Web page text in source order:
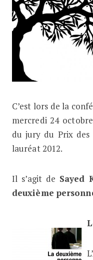
Sayed
C’est lors de la
mercredi 24
du jury du Prix des
lauréat 2012.
Il s’agit de Sayed
deuxième